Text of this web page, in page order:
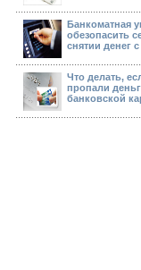
Банкоматная
обезопасить
снятии денег
Что делать,
пропали
банковской